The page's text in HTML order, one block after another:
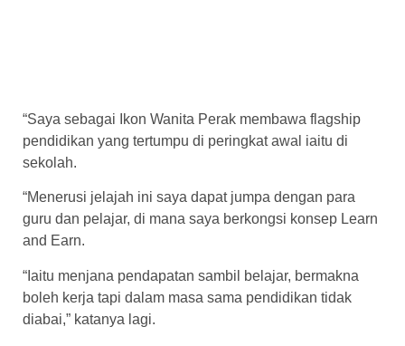
“Saya sebagai Ikon Wanita Perak membawa flagship
pendidikan yang tertumpu di peringkat awal iaitu di
sekolah.
“Menerusi jelajah ini saya dapat jumpa dengan para
guru dan pelajar, di mana saya berkongsi konsep Learn
and Earn.
“Iaitu menjana pendapatan sambil belajar, bermakna
boleh kerja tapi dalam masa sama pendidikan tidak
diabai,” katanya lagi.